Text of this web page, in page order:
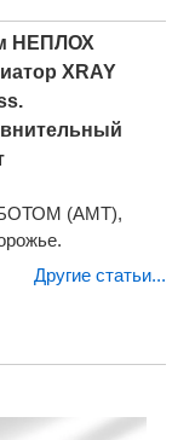
НЕПЛОХ
XRAY
(АМТ),
Другие статьи...